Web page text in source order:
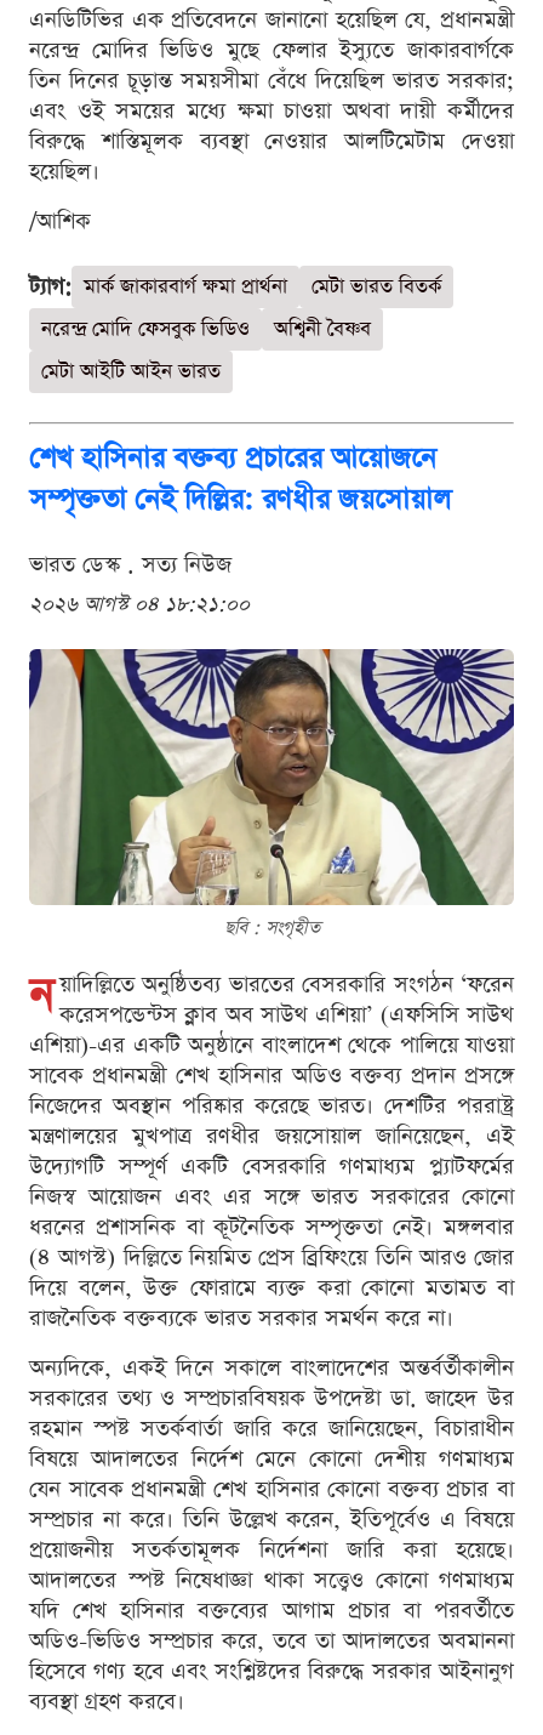
এনডিটিভির এক প্রতিবেদনে জানানো হয়েছিল যে, প্রধানমন্ত্রী
নরেন্দ্র মোদির ভিডিও মুছে ফেলার ইস্যুতে জাকারবার্গকে
তিন দিনের চূড়ান্ত সময়সীমা বেঁধে দিয়েছিল ভারত সরকার;
এবং ওই সময়ের মধ্যে ক্ষমা চাওয়া অথবা দায়ী কর্মীদের
বিরুদ্ধে শাস্তিমূলক ব্যবস্থা নেওয়ার আলটিমেটাম দেওয়া
হয়েছিল।
/আশিক
ট্যাগ: মার্ক জাকারবার্গ ক্ষমা প্রার্থনা
মেটা ভারত বিতর্ক
নরেন্দ্র মোদি ফেসবুক ভিডিও
অশ্বিনী বৈষ্ণব
মেটা আইটি আইন ভারত
শেখ হাসিনার বক্তব্য প্রচারের আয়োজনে
সম্পৃক্ততা নেই দিল্লির: রণধীর জয়সোয়াল
ভারত ডেস্ক . সত্য নিউজ
২০২৬ আগস্ট ০৪ ১৮:২১:০০
ছবি : সংগৃহীত
ন য়াদিল্লিতে অনুষ্ঠিতব্য ভারতের বেসরকারি সংগঠন ‘ফরেন
করেসপন্ডেন্টস ক্লাব অব সাউথ এশিয়া’ (এফসিসি সাউথ
এশিয়া)-এর একটি অনুষ্ঠানে বাংলাদেশ থেকে পালিয়ে যাওয়া
সাবেক প্রধানমন্ত্রী শেখ হাসিনার অডিও বক্তব্য প্রদান প্রসঙ্গে
নিজেদের অবস্থান পরিষ্কার করেছে ভারত। দেশটির পররাষ্ট্র
মন্ত্রণালয়ের মুখপাত্র রণধীর জয়সোয়াল জানিয়েছেন, এই
উদ্যোগটি সম্পূর্ণ একটি বেসরকারি গণমাধ্যম প্ল্যাটফর্মের
নিজস্ব আয়োজন এবং এর সঙ্গে ভারত সরকারের কোনো
ধরনের প্রশাসনিক বা কূটনৈতিক সম্পৃক্ততা নেই। মঙ্গলবার
(৪ আগস্ট) দিল্লিতে নিয়মিত প্রেস ব্রিফিংয়ে তিনি আরও জোর
দিয়ে বলেন, উক্ত ফোরামে ব্যক্ত করা কোনো মতামত বা
রাজনৈতিক বক্তব্যকে ভারত সরকার সমর্থন করে না।
অন্যদিকে, একই দিনে সকালে বাংলাদেশের অন্তর্বর্তীকালীন
সরকারের তথ্য ও সম্প্রচারবিষয়ক উপদেষ্টা ডা. জাহেদ উর
রহমান স্পষ্ট সতর্কবার্তা জারি করে জানিয়েছেন, বিচারাধীন
বিষয়ে আদালতের নির্দেশ মেনে কোনো দেশীয় গণমাধ্যম
যেন সাবেক প্রধানমন্ত্রী শেখ হাসিনার কোনো বক্তব্য প্রচার বা
সম্প্রচার না করে। তিনি উল্লেখ করেন, ইতিপূর্বেও এ বিষয়ে
প্রয়োজনীয় সতর্কতামূলক নির্দেশনা জারি করা হয়েছে।
আদালতের স্পষ্ট নিষেধাজ্ঞা থাকা সত্ত্বেও কোনো গণমাধ্যম
যদি শেখ হাসিনার বক্তব্যের আগাম প্রচার বা পরবর্তীতে
অডিও-ভিডিও সম্প্রচার করে, তবে তা আদালতের অবমাননা
হিসেবে গণ্য হবে এবং সংশ্লিষ্টদের বিরুদ্ধে সরকার আইনানুগ
ব্যবস্থা গ্রহণ করবে।